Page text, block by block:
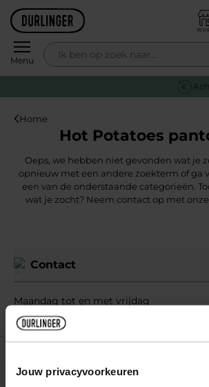
Jouw privacyvoorkeuren
Skip to content
Menu
Achteraf betalen
Home
Hot Potatoes
Oeps, we hebben niet gevonden wat je
opnieuw met een andere zoekterm of ga
een van de onderstaande categorieën.
wat je zocht? Neem contact op met onze
Contact
Maandag tot en met vrijdag
08:30 - 17:30
Gesloten
Whatsapp